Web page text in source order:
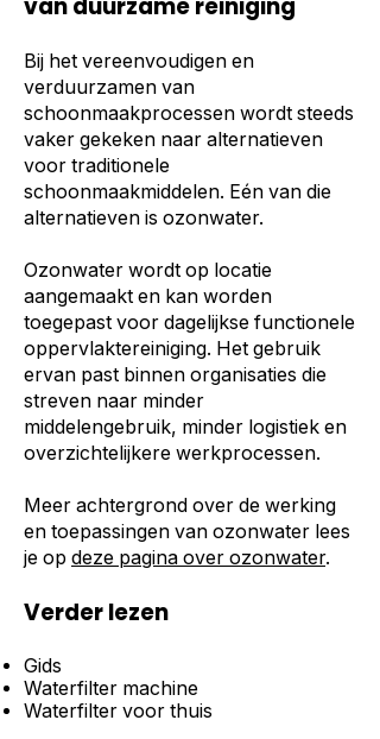
van duurzame reiniging
Bij het vereenvoudigen en
verduurzamen van
schoonmaakprocessen wordt steeds
vaker gekeken naar alternatieven
voor traditionele
schoonmaakmiddelen. Eén van die
alternatieven is ozonwater.
Ozonwater wordt op locatie
aangemaakt en kan worden
toegepast voor dagelijkse functionele
oppervlaktereiniging. Het gebruik
ervan past binnen organisaties die
streven naar minder
middelengebruik, minder logistiek en
overzichtelijkere werkprocessen.
Meer achtergrond over de werking
en toepassingen van ozonwater lees
je op deze pagina over ozonwater.
Verder lezen
Gids
Waterfilter machine
Waterfilter voor thuis